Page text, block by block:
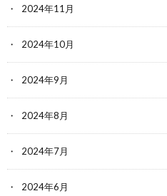
2024年11月
2024年10月
2024年9月
2024年8月
2024年7月
2024年6月